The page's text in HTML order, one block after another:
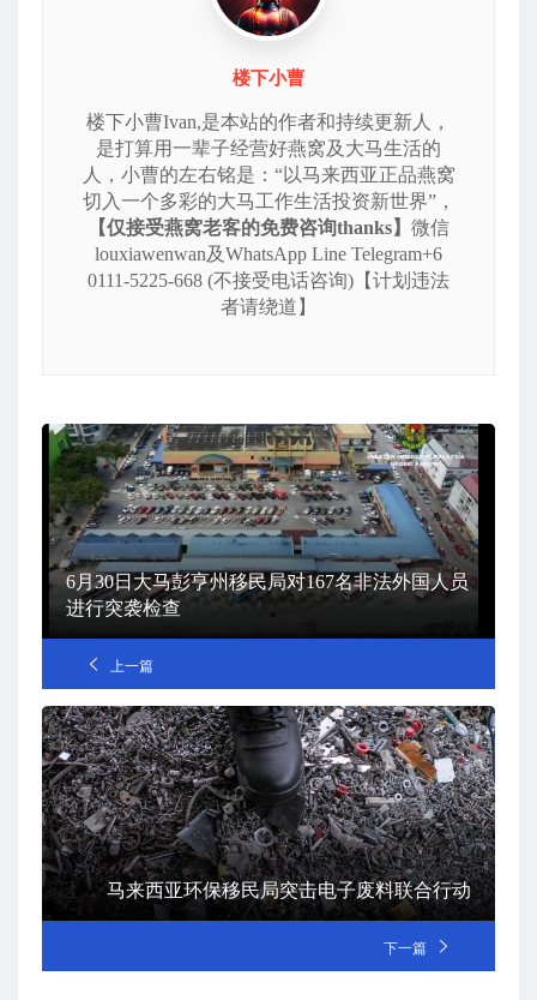
楼下小曹
楼下小曹Ivan,是本站的作者和持续更新人，
是打算用一辈子经营好燕窝及大马生活的
人，小曹的左右铭是：“以马来西亚正品燕窝
切入一个多彩的大马工作生活投资新世界”，
【仅接受燕窝老客的免费咨询thanks】 微信
louxiawenwan及WhatsApp Line Telegram+6
0111-5225-668 (不接受电话咨询)【计划违法
者请绕道】
6月30日大马彭亨州移民局对167名非法外国人员
进行突袭检查
上一篇
马来西亚环保移民局突击电子废料联合行动
下一篇